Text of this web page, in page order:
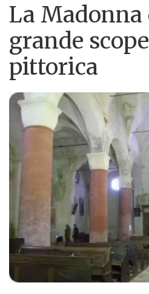
La Madonna
grande
pittorica